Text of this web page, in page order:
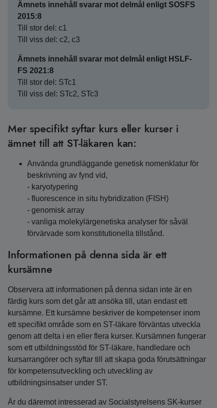
Ämnets innehåll svarar mot delmål enligt SOSFS
2015:8
Till stor del: c1
Till viss del: c2, c3
Ämnets innehåll svarar mot delmål enligt HSLF-
FS 2021:8
Till stor del: STc1
Till viss del: STc2, STc3
Mer specifikt syftar kurs eller kurser i
ämnet till att ST-läkaren kan:
Använda grundläggande genetisk nomenklatur för
beskrivning av fynd vid,
- karyotypering
- fluorescence in situ hybridization (FISH)
- genomisk array
- vanliga molekylärgenetiska analyser för såväl
förvärvade som konstitutionella tillstånd.
Informationen på denna sida är ett
kursämne
Observera att informationen på denna sidan inte är en
färdig kurs som det går att ansöka till, utan endast ett
kursämne. Ett kursämne beskriver de kompetenser inom
ett specifikt område som en ST-läkare förväntas utveckla
genom att delta i en eller flera kurser. Kursämnen fungerar
som ett utbildningsstöd för ST-läkare, handledare och
kursarrangörer och syftar till att skapa goda förutsättningar
för kompetensutveckling och utveckling av
utbildningsinsatser under ST.
Är du däremot intresserad av Socialstyrelsens SK-kurser